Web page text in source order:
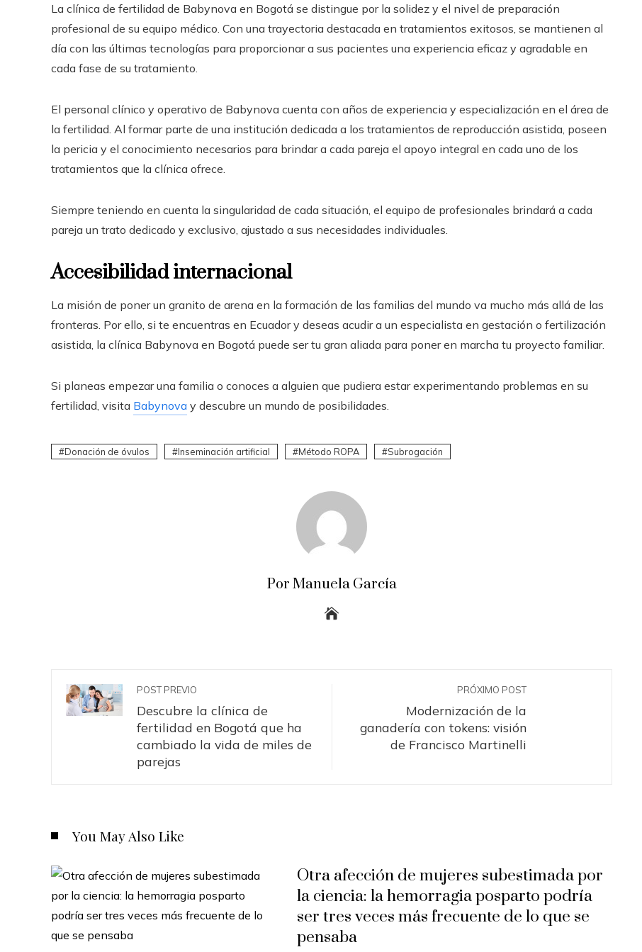
La clínica de fertilidad de Babynova en Bogotá se distingue por la solidez y el nivel de preparación
profesional de su equipo médico. Con una trayectoria destacada en tratamientos exitosos, se mantienen al
día con las últimas tecnologías para proporcionar a sus pacientes una experiencia eficaz y agradable en
cada fase de su tratamiento.
El personal clínico y operativo de Babynova cuenta con años de experiencia y especialización en el área de
la fertilidad. Al formar parte de una institución dedicada a los tratamientos de reproducción asistida, poseen
la pericia y el conocimiento necesarios para brindar a cada pareja el apoyo integral en cada uno de los
tratamientos que la clínica ofrece.
Siempre teniendo en cuenta la singularidad de cada situación, el equipo de profesionales brindará a cada
pareja un trato dedicado y exclusivo, ajustado a sus necesidades individuales.
Accesibilidad internacional
La misión de poner un granito de arena en la formación de las familias del mundo va mucho más allá de las
fronteras. Por ello, si te encuentras en Ecuadory deseas acudir a un especialista en gestación o fertilización
asistida, la clínica Babynova en Bogotá puede ser tu gran aliada para poner en marcha tu proyecto familiar.
Si planeas empezar una familia o conoces a alguien que pudiera estar experimentando problemas en su
fertilidad, visita Babynova y descubre un mundo de posibilidades.
Donación de óvulos Inseminación artificial Método ROPA Subrogación
Por Manuela García
POST PREVIO
Descubre la clínica de
fertilidad en Bogotá que ha
cambiado la vida de miles de
parejas
PRÓXIMO POST
Modernización de la
ganadería con tokens: visión
de Francisco Martinelli
You May Also Like
Otra afección de mujeres subestimada por
la ciencia: la hemorragia posparto podría
ser tres veces más frecuente de lo que se
pensaba